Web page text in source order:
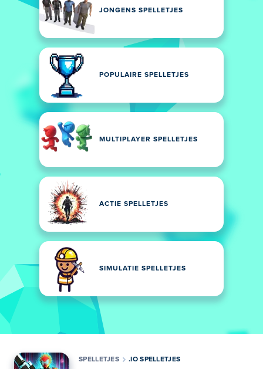
JONGENS SPELLETJES
POPULAIRE SPELLETJES
MULTIPLAYER SPELLETJES
ACTIE SPELLETJES
SIMULATIE SPELLETJES
SPELLETJES .IO SPELLETJES